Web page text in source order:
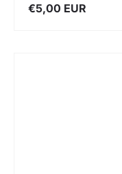
€5,00 EUR